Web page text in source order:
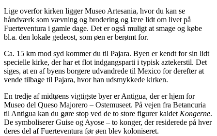
Lige overfor kirken ligger Museo Artesania, hvor du kan se
håndværk som vævning og brodering og lære lidt om livet på
Fuerteventura i gamle dage. Det er også muligt at smage og købe
bl.a. den lokale gedeost, som øen er berømt for.
Ca. 15 km mod syd kommer du til Pajara. Byen er kendt for sin lidt
specielle kirke, der har et flot indgangsparti i typisk aztekerstil. Det
siges, at en af byens borgere udvandrede til Mexico for derefter at
vende tilbage til Pajara, hvor han udsmykkede kirken.
En tredje af midtøens vigtigste byer er Antigua, der er hjem for
Museo del Queso Majorero – Ostemuseet. På vejen fra Betancuria
til Antigua kan du gøre stop ved de to store figurer kaldet Kongerne.
De symboliserer Guise og Ayose – to konger, der residerede på hver
deres del af Fuerteventura før øen blev koloniseret.